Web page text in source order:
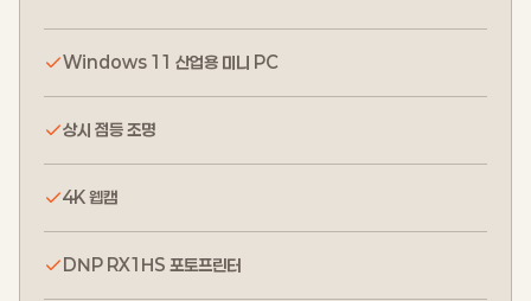
Windows 11 산업용 미니 PC
상시 점등 조명
4K 웹캠
DNP RX1HS 포토프린터